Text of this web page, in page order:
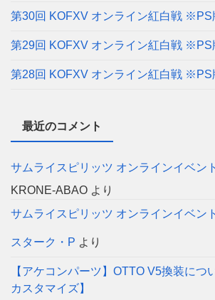
第30回 KOFXV オンライン紅白戦
第29回 KOFXV オンライン紅白戦
第28回 KOFXV オンライン紅白戦
最近のコメント
サムライスピリッツ オンラインイベン
KRONE-ABAO より
サムライスピリッツ オンラインイベン
スターク・P より
【アケコンパーツ】OTTO V5換装につ
カスタマイズ】